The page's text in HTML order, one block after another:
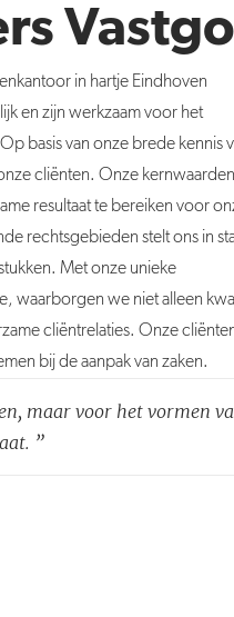
in hartje Eindhoven
en zijn werkzaam voor het
basis van onze brede kennis
cliënten. Onze
resultaat te bereiken voor
rechtsgebieden stelt ons in
Met onze unieke
waarborgen we niet alleen
cliëntrelaties. Onze
bij de aanpak van zaken.
maar voor het vormen
”